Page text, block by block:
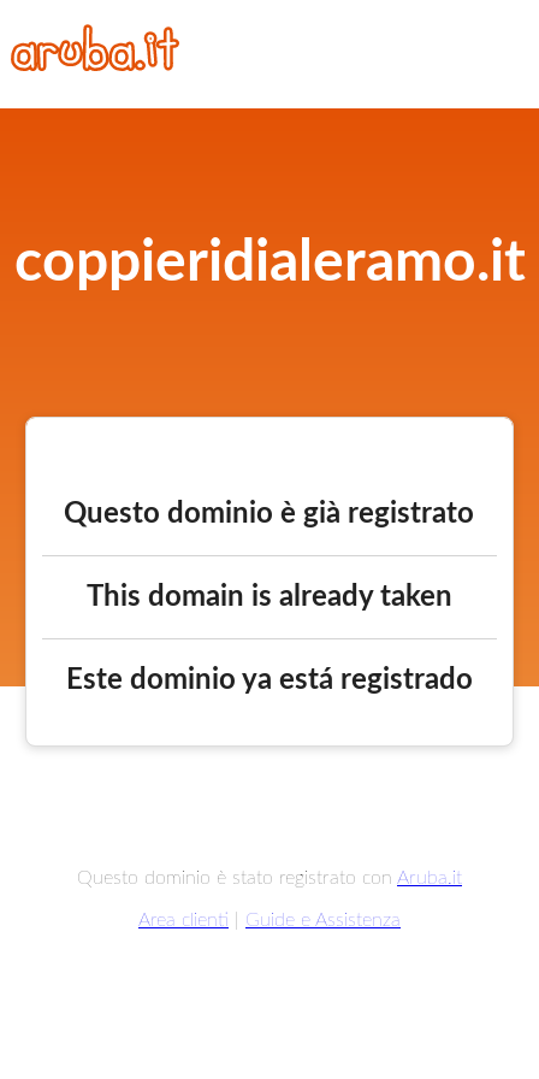
coppieridialeramo.it
Questo dominio è già registrato
This domain is already taken
Este dominio ya está registrado
Questo dominio è stato registrato con Aruba.it
Area clienti Guide e Assistenza